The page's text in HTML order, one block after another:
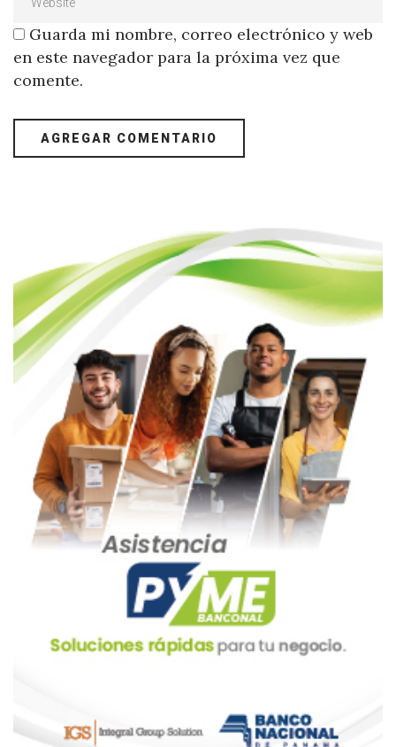
Guarda mi nombre, correo electrónico y web
en este navegador para la próxima vez que
comente.